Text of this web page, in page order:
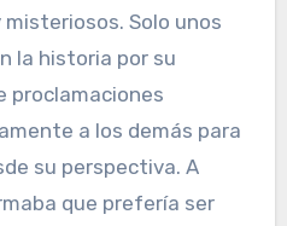
Solo unos
la historia por su
proclamaciones
a los demás para
su perspectiva. A
que prefería ser